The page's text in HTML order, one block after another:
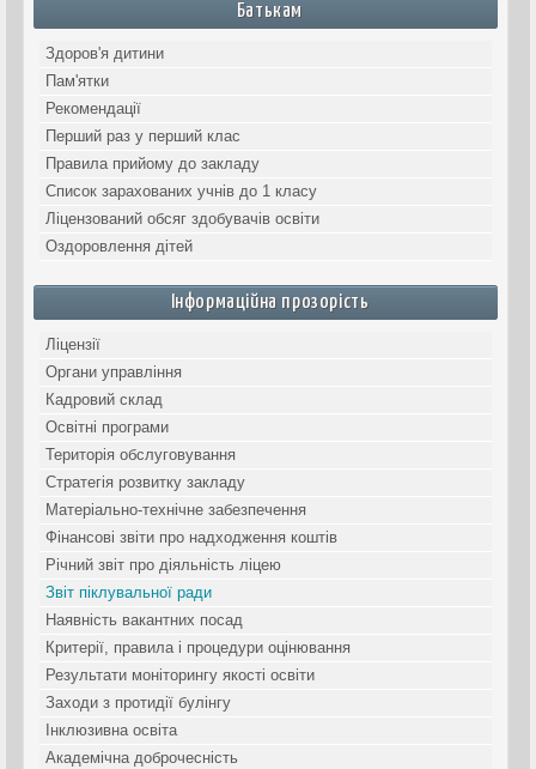
Батькам
Здоров'я дитини
Пам'ятки
Рекомендації
Перший раз у перший клас
Правила прийому до закладу
Список зарахованих учнів до 1 класу
Ліцензований обсяг здобувачів освіти
Оздоровлення дітей
Інформаційна прозорість
Ліцензії
Органи управління
Кадровий склад
Освітні програми
Територія обслуговування
Стратегія розвитку закладу
Матеріально-технічне забезпечення
Фінансові звіти про надходження коштів
Річний звіт про діяльність ліцею
Звіт піклувальної ради
Наявність вакантних посад
Критерії, правила і процедури оцінювання
Результати моніторингу якості освіти
Заходи з протидії булінгу
Інклюзивна освіта
Академічна доброчесність